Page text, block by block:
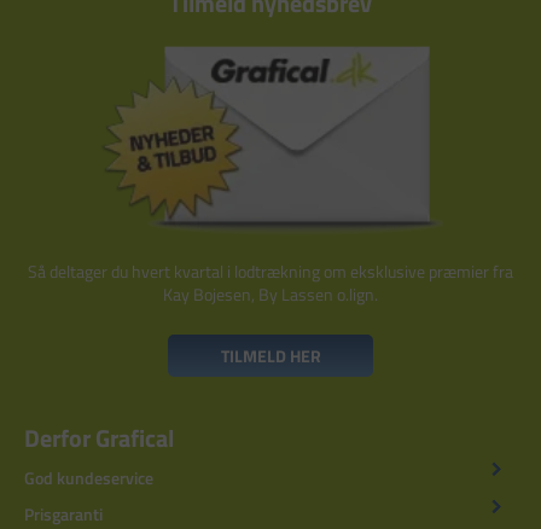
Så deltager du hvert kvartal i lodtrækning om eksklusive præmier fra
Kay Bojesen, By Lassen o.lign.
TILMELD HER
Derfor Grafical
God kundeservice
Prisgaranti